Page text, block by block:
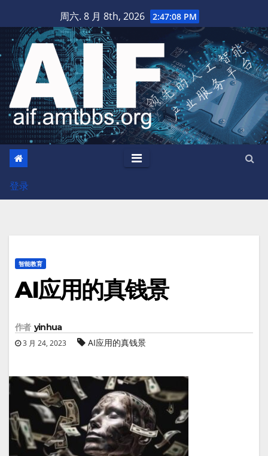
至
内
容
周六. 8 月 8th, 2026 2:47:10 PM
登录
智能教育
AI应用的真钱景
作者 yinhua
3 月 24, 2023 AI应用的真钱景